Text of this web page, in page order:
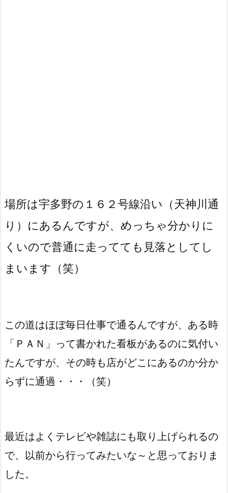
場所は宇多野の１６２号線沿い（天神川通
り）にあるんですが、めっちゃ分かりに
くいので普通に走ってても見落としてし
まいます（笑）
この道はほぼ毎日仕事で通るんですが、ある時
「ＰＡＮ」って書かれた看板があるのに気付い
たんですが、その時も店がどこにあるのか分か
らずに通過・・・（笑）
最近はよくテレビや雑誌にも取り上げられるの
で、以前から行ってみたいな～と思っておりま
した。